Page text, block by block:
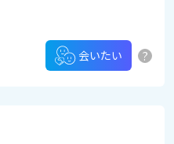
会いたい ?